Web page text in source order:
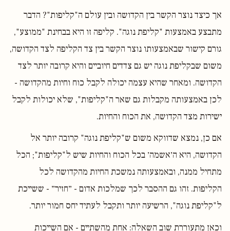
אך כיצד נוצר הקשר בין הקדושה ובין עולם ה"קליפות"? הדבר
מתבצע באמצעות "קליפת נוגה". קליפה זו היא בבחינת "ממוצע",
גורם קישור שבאמצעותו נוצר הקשר בין צד הקליפה לצד הקדושה,
משום שבקליפת נוגה יש גם צדדים חיוביים והיא קרובה יותר לצד
הקדושה. ומאחר שהיא עצמה יכולה לקבל כוח וחיות מהקדושה -
לכן באמצעותה מקבלות גם שאר ה"קליפות", שלא יכולות לקבל
ישירות מצד הקדושה, את הכוח והחיות.
אם כן, נמצא שדווקא משום ש"קליפת נוגה" קרובה יותר אל
הקדושה, היא ה׳אשמה׳ בכל הכוח והחיות שיש ל"קליפות"; הכל
מתחיל ממנה, ובאמצעותה נמשכת החיות מהקדושה לכל
הקליפות. זהו גם ההסבר לכך שמלכות אדום - ״חזיר״ - ששייכת
ל"קליפת נוגה", הרשיעה יותר ותקבל לעתיד יחס חמור יותר.
וכאן מתעוררת שוב השאלה: אחת מהשתיים - אם השייכות